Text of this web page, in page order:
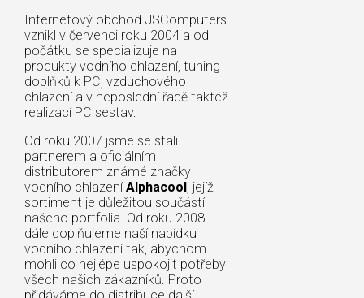
Internetový obchod JSComputers
vznikl v červenci roku 2004 a od
počátku se specializuje na
produkty vodního chlazení, tuning
doplňků k PC, vzduchového
chlazení a v neposlední řadě taktéž
realizací PC sestav.
Od roku 2007 jsme se stali
partnerem a oficiálním
distributorem známé značky
vodního chlazení Alphacool, jejíž
sortiment je důležitou součástí
našeho portfolia. Od roku 2008
dále doplňujeme naší nabídku
vodního chlazení tak, abychom
mohli co nejlépe uspokojit potřeby
všech našich zákazníků. Proto